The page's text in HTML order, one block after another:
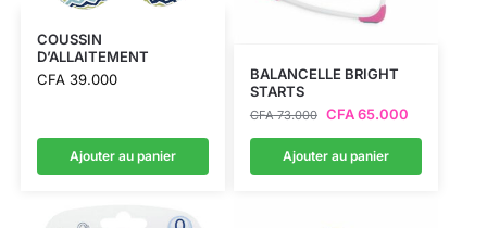
COUSSIN
D’ALLAITEMENT
CFA39.000
Ajouter au panier
BALANCELLE BRIGHT
STARTS
CFA73.000 CFA65.000
Ajouter au panier